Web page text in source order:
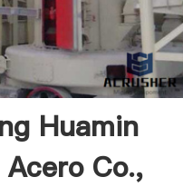
Huamin
Acero Co.,